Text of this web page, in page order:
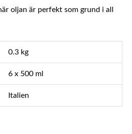
oljan är perfekt som grund i all
0.3 kg
6 x 500 ml
Italien